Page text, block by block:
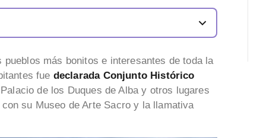
pueblos más bonitos e interesantes de toda la
fue declarada Conjunto Histórico
de los Duques de Alba y otros lugares
su Museo de Arte Sacro y la llamativa